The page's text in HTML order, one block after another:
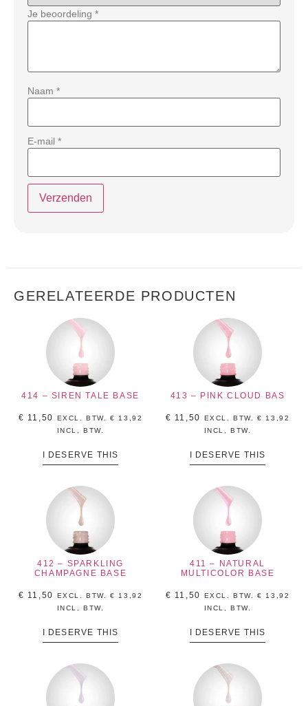
Je beoordeling *
Naam *
E-mail *
GERELATEERDE PRODUCTEN
414 – SIREN TALE BASE
€ 11,50 EXCL. BTW.€
13,92
INCL, BTW.
I DESERVE THIS
413 – PINK CLOUD BAS
€ 11,50 EXCL. BTW.€
13,92
INCL, BTW.
I DESERVE THIS
412 – SPARKLING
CHAMPAGNE BASE
€ 11,50 EXCL. BTW.€
13,92
INCL, BTW.
I DESERVE THIS
411 – NATURAL
MULTICOLOR BASE
€ 11,50 EXCL. BTW.€
13,92
INCL, BTW.
I DESERVE THIS